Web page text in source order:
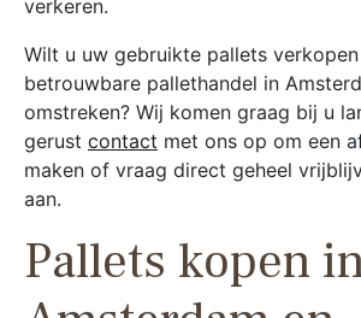
verkeren.
Wilt u uw gebruikte pallets verkopen
betrouwbare pallethandel in
omstreken? Wij komen graag bij u
gerust contact met ons op om een
maken of vraag direct geheel
aan.
Pallets kopen